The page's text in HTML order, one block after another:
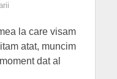
la care visam
atat, muncim
dat al